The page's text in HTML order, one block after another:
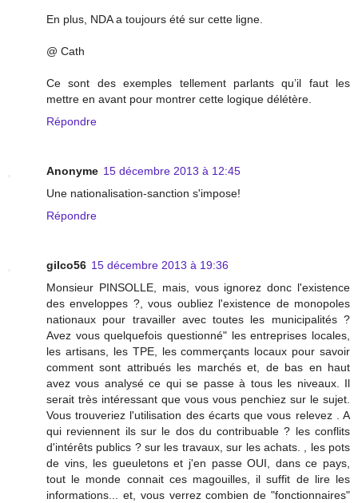
En plus, NDA a toujours été sur cette ligne.
@ Cath
Ce sont des exemples tellement parlants qu’il faut les
mettre en avant pour montrer cette logique délétère.
Répondre
Anonyme 15 décembre 2013 à 12:45
Une nationalisation-sanction s'impose!
Répondre
gilco56 15 décembre 2013 à 19:36
Monsieur PINSOLLE, mais, vous ignorez donc l'existence
des enveloppes ?, vous oubliez l'existence de monopoles
nationaux pour travailler avec toutes les municipalités ?
Avez vous quelquefois questionné" les entreprises locales,
les artisans, les TPE, les commerçants locaux pour savoir
comment sont attribués les marchés et, de bas en haut
avez vous analysé ce qui se passe à tous les niveaux. Il
serait très intéressant que vous vous penchiez sur le sujet.
Vous trouveriez l'utilisation des écarts que vous relevez . A
qui reviennent ils sur le dos du contribuable ? les conflits
d'intérêts publics ? sur les travaux, sur les achats. , les pots
de vins, les gueuletons et j'en passe OUI, dans ce pays,
tout le monde connait ces magouilles, il suffit de lire les
informations... et, vous verrez combien de "fonctionnaires"